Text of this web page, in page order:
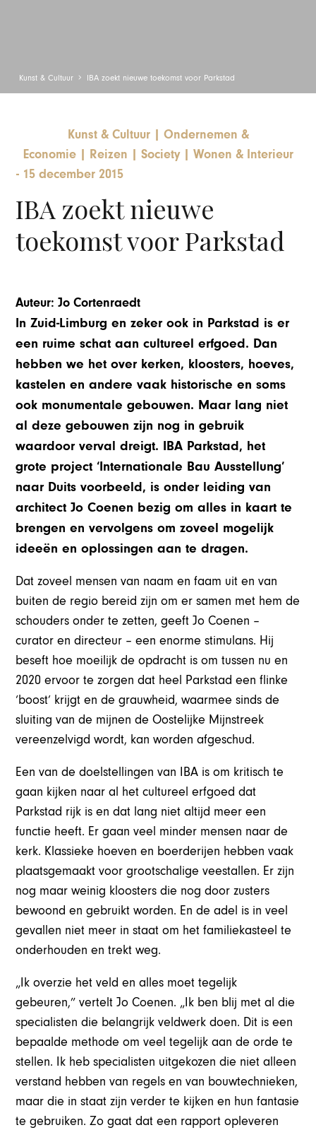
Kunst & Cultuur IBA zoekt nieuwe toekomst voor Parkstad
Kunst & Cultuur | Ondernemen &
Economie | Reizen | Society | Wonen & Interieur
- 15 december 2015
IBA zoekt nieuwe
toekomst voor Parkstad
Auteur: Jo Cortenraedt
In Zuid-Limburg en zeker ook in Parkstad is er
een ruime schat aan cultureel erfgoed. Dan
hebben we het over kerken, kloosters, hoeves,
kastelen en andere vaak historische en soms
ook monumentale gebouwen. Maar lang niet
al deze gebouwen zijn nog in gebruik
waardoor verval dreigt. IBA Parkstad, het
grote project ‘Internationale Bau Ausstellung’
naar Duits voorbeeld, is onder leiding van
architect Jo Coenen bezig om alles in kaart te
brengen en vervolgens om zoveel mogelijk
ideeën en oplossingen aan te dragen.
Dat zoveel mensen van naam en faam uit en van
buiten de regio bereid zijn om er samen met hem de
schouders onder te zetten, geeft Jo Coenen –
curator en directeur – een enorme stimulans. Hij
beseft hoe moeilijk de opdracht is om tussen nu en
2020 ervoor te zorgen dat heel Parkstad een flinke
‘boost’ krijgt en de grauwheid, waarmee sinds de
sluiting van de mijnen de Oostelijke Mijnstreek
vereenzelvigd wordt, kan worden afgeschud.
Een van de doelstellingen van IBA is om kritisch te
gaan kijken naar al het cultureel erfgoed dat
Parkstad rijk is en dat lang niet altijd meer een
functie heeft. Er gaan veel minder mensen naar de
kerk. Klassieke hoeven en boerderijen hebben vaak
plaatsgemaakt voor grootschalige veestallen. Er zijn
nog maar weinig kloosters die nog door zusters
bewoond en gebruikt worden. En de adel is in veel
gevallen niet meer in staat om het familiekasteel te
onderhouden en trekt weg.
„Ik overzie het veld en alles moet tegelijk
gebeuren,” vertelt Jo Coenen. „Ik ben blij met al die
specialisten die belangrijk veldwerk doen. Dit is een
bepaalde methode om veel tegelijk aan de orde te
stellen. Ik heb specialisten uitgekozen die niet alleen
verstand hebben van regels en van bouwtechnieken,
maar die in staat zijn verder te kijken en hun fantasie
te gebruiken. Zo gaat dat een rapport opleveren